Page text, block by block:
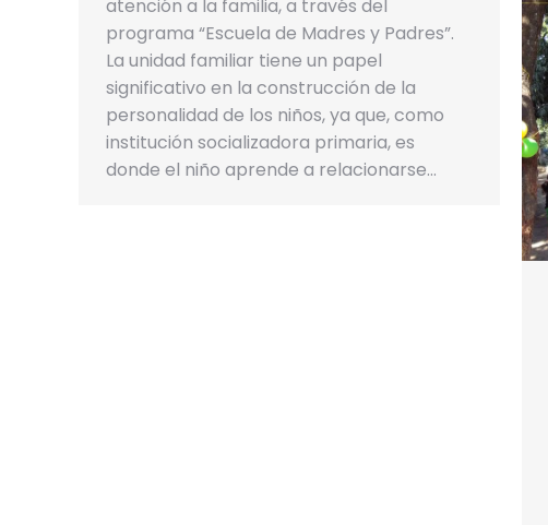
atención a la familia, a través del
programa “Escuela de Madres y Padres”.
La unidad familiar tiene un papel
significativo en la construcción de la
personalidad de los niños, ya que, como
institución socializadora primaria, es
donde el niño aprende a relacionarse…